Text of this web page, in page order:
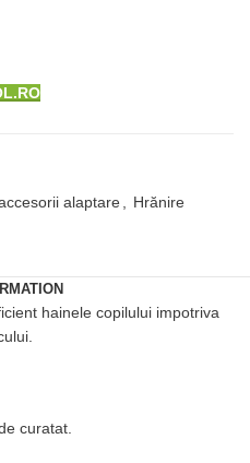
alaptare, Hrănire
hainele copilului impotriva
curatat.